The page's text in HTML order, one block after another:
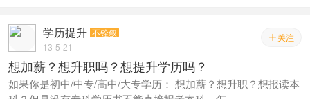
考“武汉科技大学成教本科”，2--2.5年时间“武汉科技大学成教本科”可
以考完，拿到“武汉科技大学”本科毕业证以及学士学位。 马上报
考“武汉地质大学自考专科” 同时报考“中南财经政大学自考本科”1-
-1.5年可以拿到“武汉地质大学”专科毕业证和“中南财经政大学”本科毕
业证。 马上报考武汉大学、湖北工业大学（工程硕士）在职研究生。
 关注
学历提升 不铨叙
13-5-21
想加薪？想升职吗？想提升学历吗？
如果你是初中/中专/高中/大专学历： 想加薪？想升职？想报读本